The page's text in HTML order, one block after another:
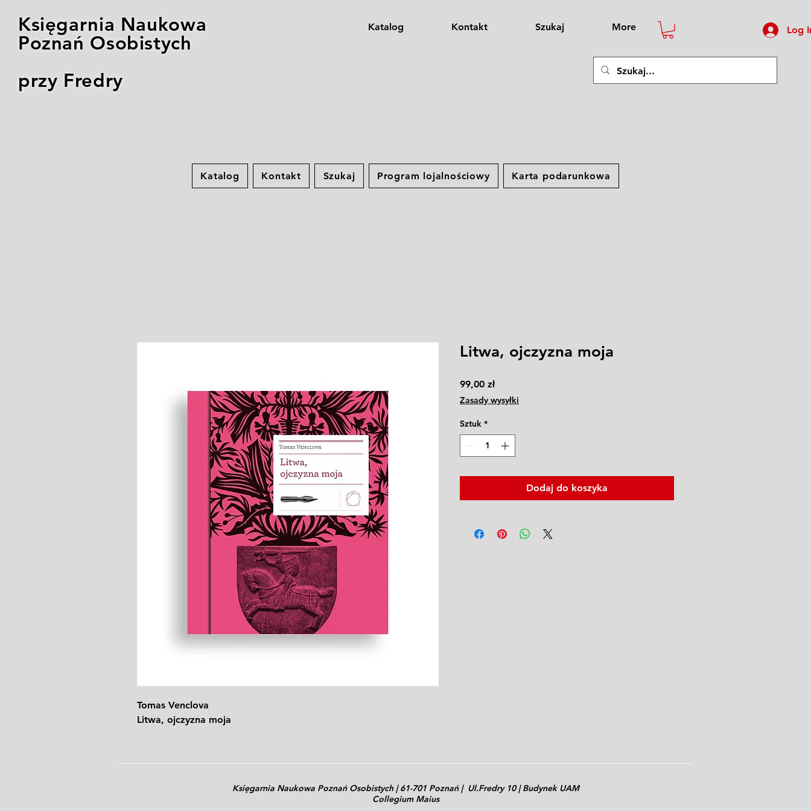
Księgarnia Naukowa
Poznań Osobistych
przy Fredry
Katalog Kontakt Szukaj More Log
Katalog Kontakt Szukaj Program lojalnościowy Karta podarunkowa
Tomas Venclova
Litwa, ojczyzna moja
Litwa, ojczyzna moja
99,00 złCena
Zasady wysyłki
Sztuk *
Dodaj do koszyka
Księgarnia Naukowa Poznań Osobistych | 61-701 Poznań | Ul.Fredry 10 | Budynek UAM
Collegium Maius